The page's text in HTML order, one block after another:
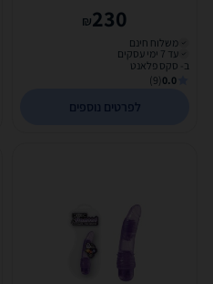
230
₪
משלוח חינם
עד 7 ימי עסקים
ב- סקס פלאנט
0.0
(9)
לפרטים נוספים